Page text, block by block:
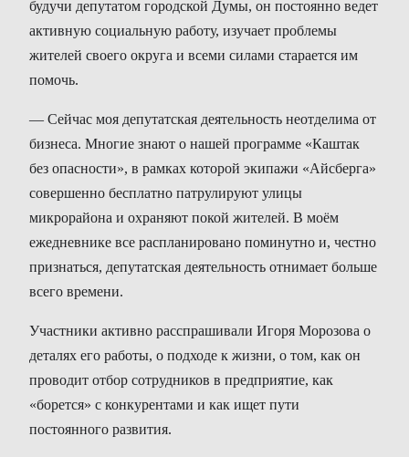
будучи депутатом городской Думы, он постоянно ведет
активную социальную работу, изучает проблемы
жителей своего округа и всеми силами старается им
помочь.
— Сейчас моя депутатская деятельность неотделима от
бизнеса. Многие знают о нашей программе «Каштак
без опасности», в рамках которой экипажи «Айсберга»
совершенно бесплатно патрулируют улицы
микрорайона и охраняют покой жителей. В моём
ежедневнике все распланировано поминутно и, честно
признаться, депутатская деятельность отнимает больше
всего времени.
Участники активно расспрашивали Игоря Морозова о
деталях его работы, о подходе к жизни, о том, как он
проводит отбор сотрудников в предприятие, как
«борется» с конкурентами и как ищет пути
постоянного развития.